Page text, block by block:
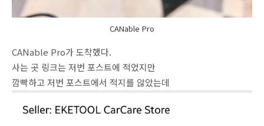
CANable Pro
CANable Pro가 도착했다.
사는 곳 링크는 저번 포스트에 적었지만
깜빡하고 저번 포스트에서 적지를 않았는데